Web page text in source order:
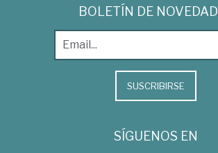
BOLETÍN DE
SUSCRIBIRSE
SÍGUENOS EN